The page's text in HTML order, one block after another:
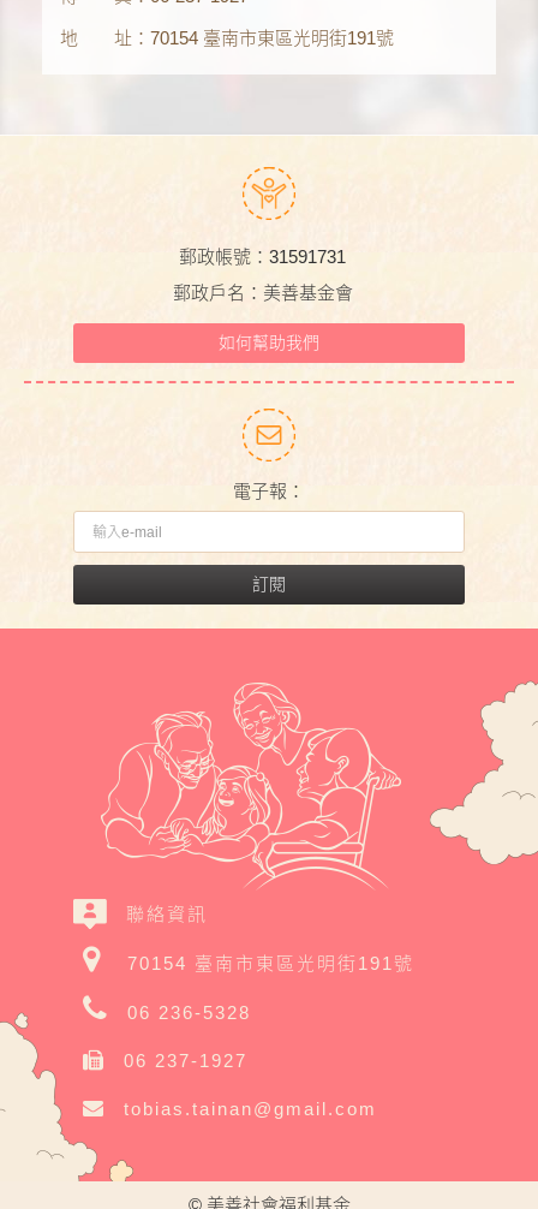
地 址：70154 臺南市東區光明街191號
郵政帳號：31591731
郵政戶名：美善基金會
如何幫助我們
電子報：
訂閱
聯絡資訊
70154 臺南市東區光明街191號
06 236-5328
06 237-1927
tobias.tainan@gmail.com
© 美善社會福利基金